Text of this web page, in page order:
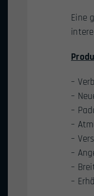
Eine
–
–
–
–
–
–
–
–